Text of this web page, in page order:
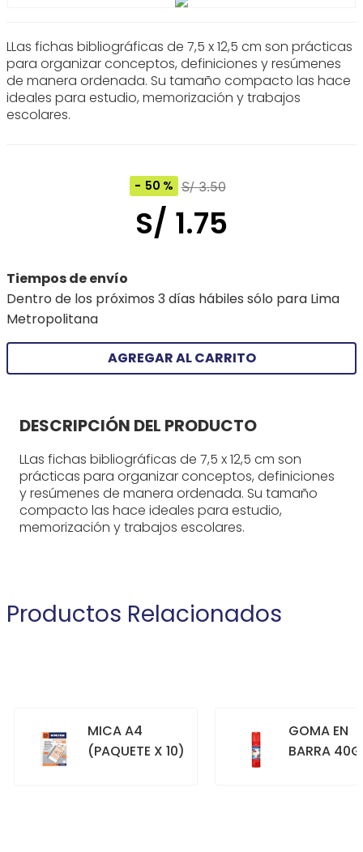
LLas fichas bibliográficas de 7,5 x 12,5 cm son prácticas
para organizar conceptos, definiciones y resúmenes
de manera ordenada. Su tamaño compacto las hace
ideales para estudio, memorización y trabajos
escolares.
50 % S/ 3.50
S/ 1.75
Tiempos de envío
Dentro de los próximos 3 días hábiles sólo para Lima
Metropolitana
AGREGAR AL CARRITO
DESCRIPCIÓN DEL PRODUCTO
LLas fichas bibliográficas de 7,5 x 12,5 cm son
prácticas para organizar conceptos, definiciones
y resúmenes de manera ordenada. Su tamaño
compacto las hace ideales para estudio,
memorización y trabajos escolares.
Productos Relacionados
MICA A4
(PAQUETE X 10)
GOMA EN
BARRA